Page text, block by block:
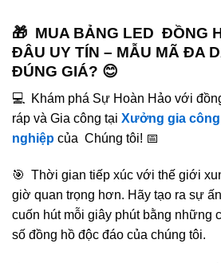
🎁 MUA BẢNG LED ĐỒNG
ĐÂU UY TÍN – MẪU MÃ ĐA
ĐÚNG GIÁ? 😊
💻 Khám phá Sự Hoàn Hảo với
ráp và Gia công tại Xưởng gia
nghiệp của Chúng tôi! 📅
🎯 Thời gian tiếp xúc với thế giới
giờ quan trọng hơn. Hãy tạo ra sự
cuốn hút mỗi giây phút bằng những
số đồng hồ độc đáo của chúng tôi.